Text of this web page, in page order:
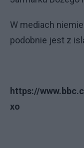
W mediach
podobnie jest z
https://
xo